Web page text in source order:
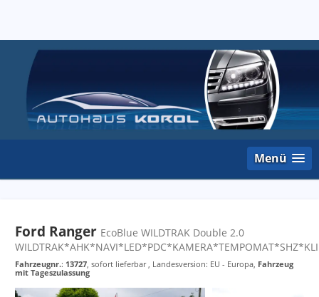
Menü
Ford Ranger EcoBlue WILDTRAK Double 2.0
Fahrzeugnr.: 13727, sofort lieferbar, Landesversion: EU - Europa, Fahrzeug
mit Tageszulassung